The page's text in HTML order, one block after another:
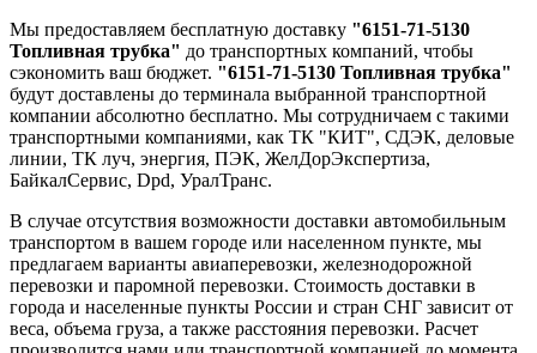
Мы предоставляем бесплатную доставку "6151-71-5130
Топливная трубка" до транспортных компаний, чтобы
сэкономить ваш бюджет. "6151-71-5130 Топливная трубка"
будут доставлены до терминала выбранной транспортной
компании абсолютно бесплатно. Мы сотрудничаем с такими
транспортными компаниями, как ТК "КИТ", СДЭК, деловые
линии, ТК луч, энергия, ПЭК, ЖелДорЭкспертиза,
БайкалСервис, Dpd, УралТранс.
В случае отсутствия возможности доставки автомобильным
транспортом в вашем городе или населенном пункте, мы
предлагаем варианты авиаперевозки, железнодорожной
перевозки и паромной перевозки. Стоимость доставки в
города и населенные пункты России и стран СНГ зависит от
веса, объема груза, а также расстояния перевозки. Расчет